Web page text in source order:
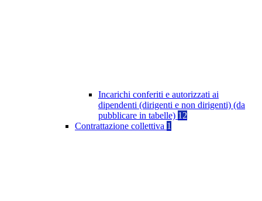
Incarichi conferiti e autorizzati ai
dipendenti (dirigenti e non dirigenti) (da
pubblicare in tabelle) 12
Contrattazione collettiva 1